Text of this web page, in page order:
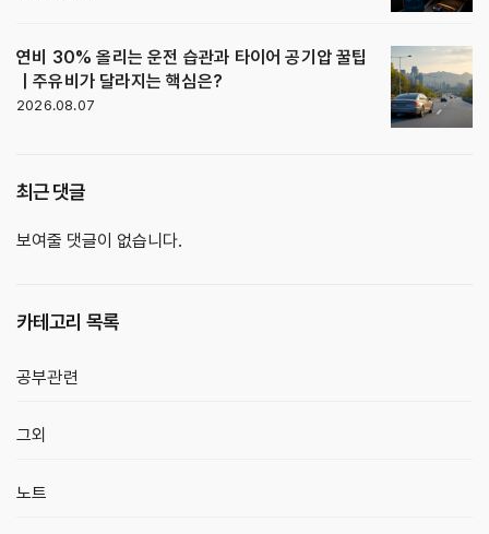
연비 30% 올리는 운전 습관과 타이어 공기압 꿀팁
｜주유비가 달라지는 핵심은?
2026.08.07
최근 댓글
보여줄 댓글이 없습니다.
카테고리 목록
공부관련
그외
노트